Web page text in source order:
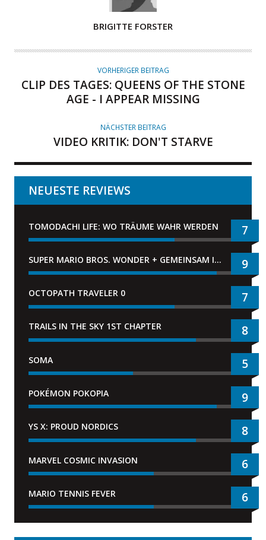
T
BRIGITTE FORSTER
VORHERIGER BEITRAG
CLIP DES TAGES: QUEENS OF THE STONE
AGE - I APPEAR MISSING
NÄCHSTER BEITRAG
VIDEO KRITIK: DON'T STARVE
NEUESTE REVIEWS
TOMODACHI LIFE: WO TRÄUME WAHR WERDEN 7
SUPER MARIO BROS. WONDER + GEMEINSAM IM BELLABEL-PARK 9
OCTOPATH TRAVELER 0 7
TRAILS IN THE SKY 1ST CHAPTER 8
SOMA 5
POKÉMON POKOPIA 9
YS X: PROUD NORDICS 8
MARVEL COSMIC INVASION 6
MARIO TENNIS FEVER 6